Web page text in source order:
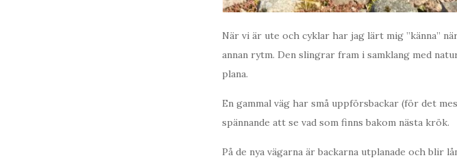
När vi är ute och cyklar har jag lärt mig ”känna”
annan rytm. Den slingrar fram i samklang med
plana.
En gammal väg har små uppförsbackar (för det
spännande att se vad som finns bakom nästa krök.
På de nya vägarna är backarna utplanade och blir